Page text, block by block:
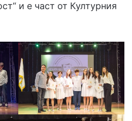
и е част от Културния